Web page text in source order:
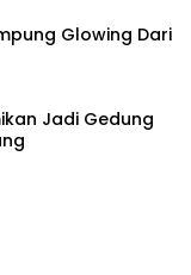
Glowing Dari
Jadi Gedung